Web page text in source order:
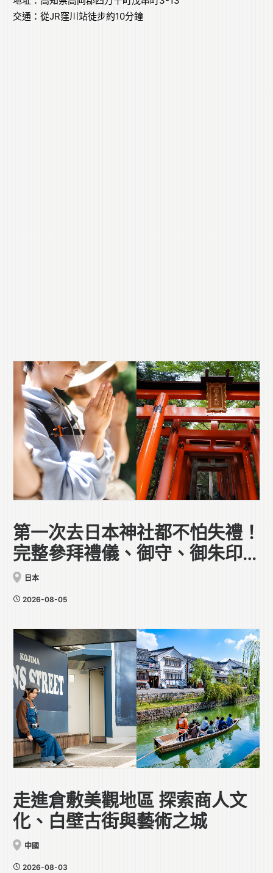
交通：從JR窪川站徒步約10分鐘
第一次去日本神社都不怕失禮！
完整參拜禮儀、御守、御朱印全
攻略
日本
2026-08-05
走進倉敷美觀地區 探索商人文
化、白壁古街與藝術之城
中國
2026-08-03